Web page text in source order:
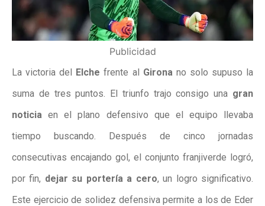
Publicidad
La victoria del Elche frente al Gironano solo supuso la
suma de tres puntos. El triunfo trajo consigo una gran
noticia en el plano defensivo que el equipo llevaba
tiempo buscando. Después de cinco jornadas
consecutivas encajando gol, el conjunto franjiverde logró,
por fin, dejar su portería a cero, un logro significativo.
Este ejercicio de solidez defensiva permite a los de Eder